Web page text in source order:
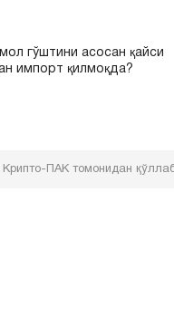
гўштини асосан қайси
импорт қилмоқда?
Крипто-ПАК томонидан